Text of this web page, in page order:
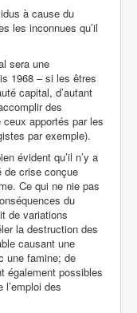
à cause du
les inconnues qu’il
sera une
1968 – si les êtres
capital, d’autant
des
apportés par les
par exemple).
évident qu’il n’y a
de crise conçue
Ce qui ne nie pas
du
de variations
la destruction des
causant une
une famine; de
également possibles
des